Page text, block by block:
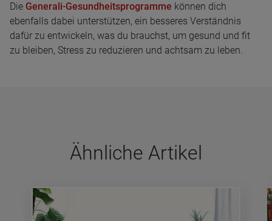
Die Generali-Gesundheitsprogramme können dich
ebenfalls dabei unterstützen, ein besseres Verständnis
dafür zu entwickeln, was du brauchst, um gesund und fit
zu bleiben, Stress zu reduzieren und achtsam zu leben.
Ähn­li­che Arti­kel